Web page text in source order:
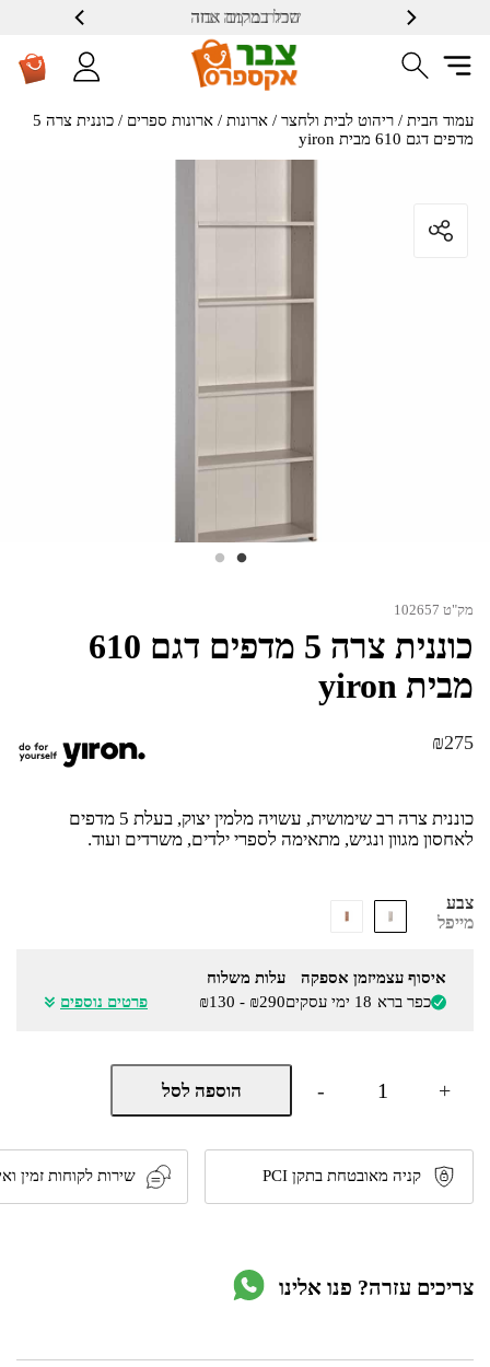
הכל במקום אחד
שרות ברמה גבוה
עמוד הבית / ריהוט לבית ולחצר / ארונות / ארונות ספרים
/ כוננית צרה 5
מדפים דגם 610 מבית yiron
מק"ט 102657
כוננית צרה 5 מדפים דגם 610
מבית yiron
₪275
כוננית צרה רב שימושית, עשויה מלמין יצוק, בעלת 5 מדפים
לאחסון מגוון ונגיש, מתאימה לספרי ילדים, משרדים ועוד.
צבע
מייפל
איסוף עצמי
כפר ברא
זמן אספקה
18 ימי עסקים
עלות משלוח
₪290 - ₪130
פרטים נוספים
-
כוננית
5
מדפים
+ הוספה לסל
קניה מאובטחת בתקן PCI שירות לקוחות זמין
צריכים עזרה? פנו אלינו